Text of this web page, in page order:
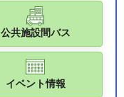
公共施設間バス
イベント情報